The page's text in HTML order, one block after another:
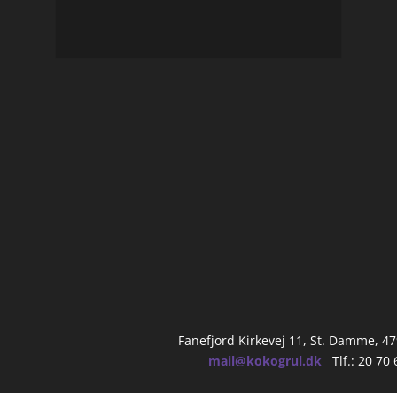
Fanefjord Kirkevej 11, St. Damme,
mail@kokogrul.dk Tlf.: 20 70